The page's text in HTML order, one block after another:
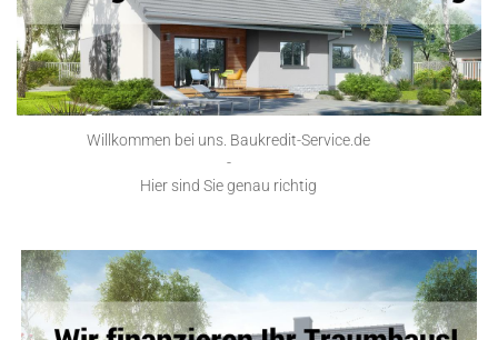
Willkommen bei uns. Baukredit-Service.de
-
Hier sind Sie genau richtig